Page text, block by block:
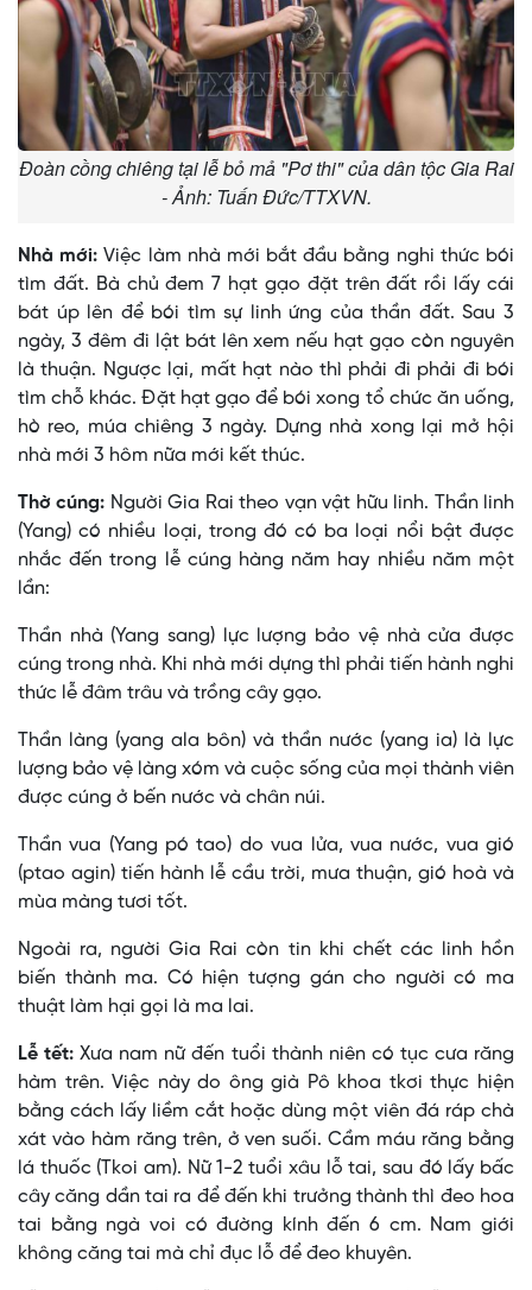
Đoàn cồng chiêng tại lễ bỏ mả "Pơ thi" của dân tộc Gia Rai
- Ảnh: Tuấn Đức/TTXVN.
Nhà mới: Việc làm nhà mới bắt đầu bằng nghi thức bói
tìm đất. Bà chủ đem 7 hạt gạo đặt trên đất rồi lấy cái
bát úp lên để bói tìm sự linh ứng của thần đất. Sau 3
ngày, 3 đêm đi lật bát lên xem nếu hạt gạo còn nguyên
là thuận. Ngược lại, mất hạt nào thì phải đi phải đi bói
tìm chỗ khác. Ðặt hạt gạo để bói xong tổ chức ăn uống,
hò reo, múa chiêng 3 ngày. Dựng nhà xong lại mở hội
nhà mới 3 hôm nữa mới kết thúc.
Thờ cúng: Người Gia Rai theo vạn vật hữu linh. Thần linh
(Yang) có nhiều loại, trong đó có ba loại nổi bật được
nhắc đến trong lễ cúng hàng năm hay nhiều năm một
lần:
Thần nhà (Yang sang) lực lượng bảo vệ nhà cửa được
cúng trong nhà. Khi nhà mới dựng thì phải tiến hành nghi
thức lễ đâm trâu và trồng cây gạo.
Thần làng (yang ala bôn) và thần nước (yang ia) là lực
lượng bảo vệ làng xóm và cuộc sống của mọi thành viên
được cúng ở bến nước và chân núi.
Thần vua (Yang pó tao) do vua lửa, vua nước, vua gió
(ptao agin) tiến hành lễ cầu trời, mưa thuận, gió hoà và
mùa màng tươi tốt.
Ngoài ra, người Gia Rai còn tin khi chết các linh hồn
biến thành ma. Có hiện tượng gán cho người có ma
thuật làm hại gọi là ma lai.
Lễ tết:Xưa nam nữ đến tuổi thành niên có tục cưa răng
hàm trên. Việc này do ông già Pô khoa tkơi thực hiện
bằng cách lấy liềm cắt hoặc dùng một viên đá ráp chà
xát vào hàm răng trên, ở ven suối. Cầm máu răng bằng
lá thuốc (Tkoi am). Nữ 1-2 tuổi xâu lỗ tai, sau đó lấy bấc
cây căng dần tai ra để đến khi trưởng thành thì đeo hoa
tai bằng ngà voi có đường kính đến 6 cm. Nam giới
không căng tai mà chỉ đục lỗ để đeo khuyên.